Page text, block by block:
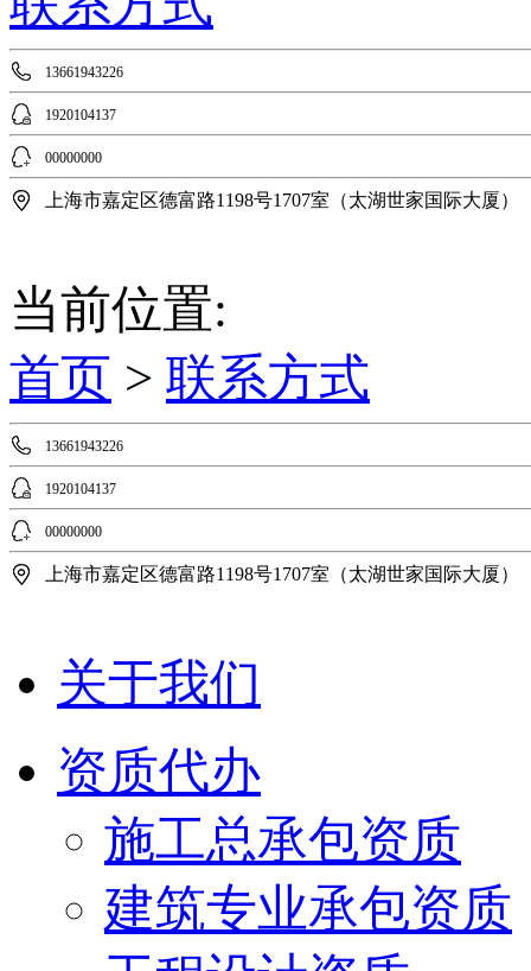
13661943226
1920104137
00000000
上海市嘉定区德富路1198号1707室（太湖世家国际大厦）
当前位置:
首页 > 联系方式
13661943226
1920104137
00000000
上海市嘉定区德富路1198号1707室（太湖世家国际大厦）
关于我们
资质代办
施工总承包资质
建筑专业承包资质